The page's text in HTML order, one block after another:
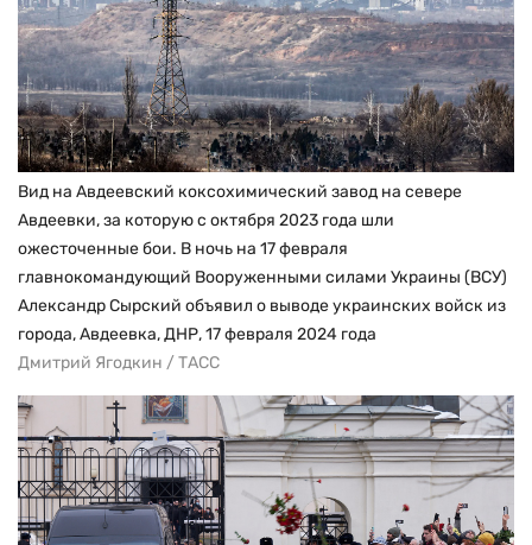
Вид на Авдеевский коксохимический завод на севере
Авдеевки, за которую с октября 2023 года шли
ожесточенные бои. В ночь на 17 февраля
главнокомандующий Вооруженными силами Украины (ВСУ)
Александр Сырский объявил о выводе украинских войск из
города, Авдеевка, ДНР, 17 февраля 2024 года
Дмитрий Ягодкин / ТАСС